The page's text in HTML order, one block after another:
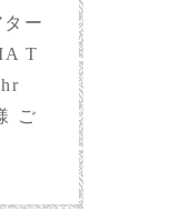
ー
T
ご